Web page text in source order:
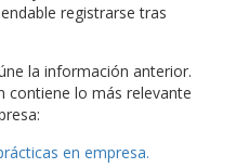
registrarse tras
la información anterior.
contiene lo más relevante
en empresa.